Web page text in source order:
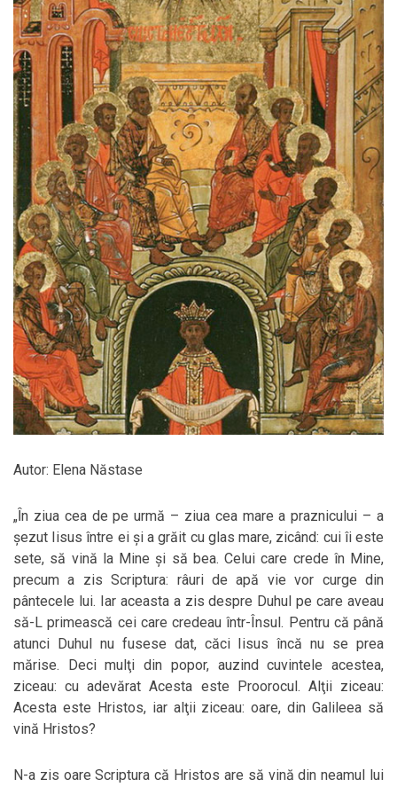
Autor: Elena Năstase
„Ȋn ziua cea de pe urmă – ziua cea mare a praznicului – a
şezut Iisus între ei şi a grăit cu glas mare, zicând: cui îi este
sete, să vină la Mine şi să bea. Celui care crede în Mine,
precum a zis Scriptura: râuri de apă vie vor curge din
pântecele lui. Iar aceasta a zis despre Duhul pe care aveau
să-L primească cei care credeau într-Însul. Pentru că până
atunci Duhul nu fusese dat, căci Iisus încă nu se prea
mărise. Deci mulţi din popor, auzind cuvintele acestea,
ziceau: cu adevărat Acesta este Proorocul. Alţii ziceau:
Acesta este Hristos, iar alţii ziceau: oare, din Galileea să
vină Hristos?
N-a zis oare Scriptura că Hristos are să vină din neamul lui